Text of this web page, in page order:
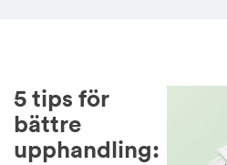
5 tips för
bättre
upphandling: